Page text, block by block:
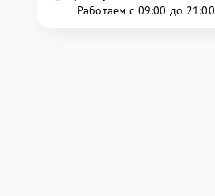
Работаем с 09:00 до 21:00